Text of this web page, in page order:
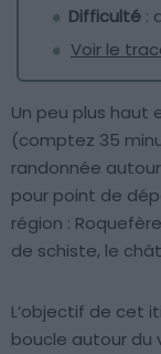
Difficulté :
Voir le
Un peu plus haut
(comptez 35
randonnée
pour point de
région :
de schiste, le
L’objectif de cet
boucle autour du